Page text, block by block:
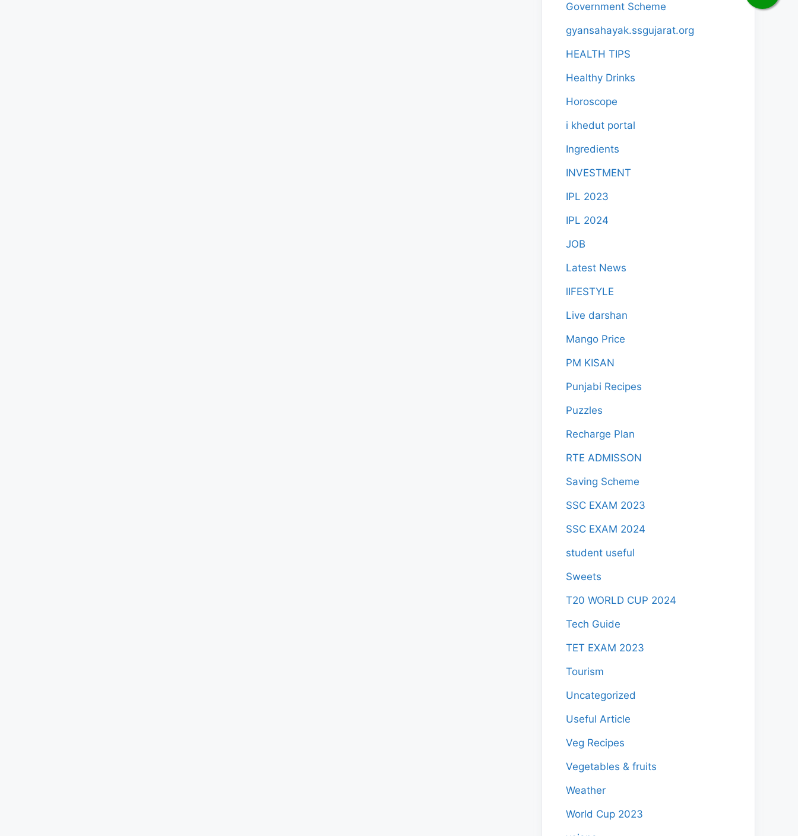
Government Scheme
gyansahayak.ssgujarat.org
HEALTH TIPS
Healthy Drinks
Horoscope
i khedut portal
Ingredients
INVESTMENT
IPL 2023
IPL 2024
JOB
Latest News
lIFESTYLE
Live darshan
Mango Price
PM KISAN
Punjabi Recipes
Puzzles
Recharge Plan
RTE ADMISSON
Saving Scheme
SSC EXAM 2023
SSC EXAM 2024
student useful
Sweets
T20 WORLD CUP 2024
Tech Guide
TET EXAM 2023
Tourism
Uncategorized
Useful Article
Veg Recipes
Vegetables & fruits
Weather
World Cup 2023